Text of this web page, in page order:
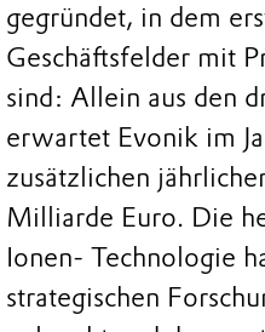
gegründet, in dem
Geschäftsfelder mit
sind: Allein aus den
erwartet Evonik im
zusätzlichen
Milliarde Euro. Die
Ionen- Technologie
strategischen